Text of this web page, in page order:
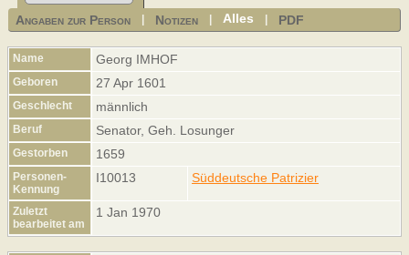
Angaben zur Person Notizen |Alles PDF
Name Georg IMHOF
Geboren 27 Apr 1601
Geschlecht männlich
Beruf Senator, Geh. Losunger
Gestorben 1659
Personen-
Kennung
I10013 Süddeutsche Patrizier
Zuletzt
bearbeitet am
1 Jan 1970